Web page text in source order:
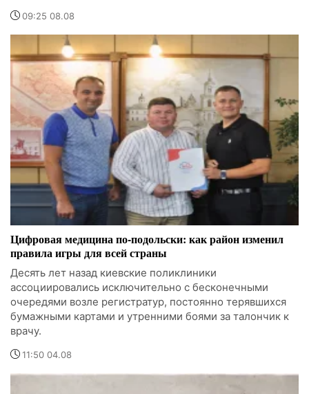
09:25 08.08
Цифровая медицина по-подольски: как район изменил
правила игры для всей страны
Десять лет назад киевские поликлиники
ассоциировались исключительно с бесконечными
очередями возле регистратур, постоянно терявшихся
бумажными картами и утренними боями за талончик к
врачу.
11:50 04.08